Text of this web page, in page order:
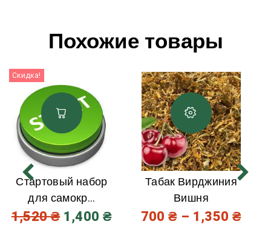
Похожие товары
Скидка!
Стартовый набор
для самокр...
1,520₴ 1,400 ₴
Табак Вирджиния
Вишня
700₴ – 1,350 ₴